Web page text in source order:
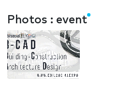
Photos : event